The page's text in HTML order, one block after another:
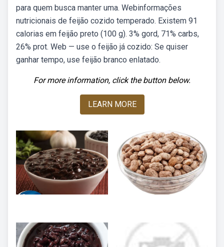
para quem busca manter uma. Webinformações
nutricionais de feijão cozido temperado. Existem 91
calorias em feijão preto (100 g). 3% gord, 71% carbs,
26% prot. Web — use o feijão já cozido: Se quiser
ganhar tempo, use feijão branco enlatado.
For more information, click the button below.
LEARN MORE